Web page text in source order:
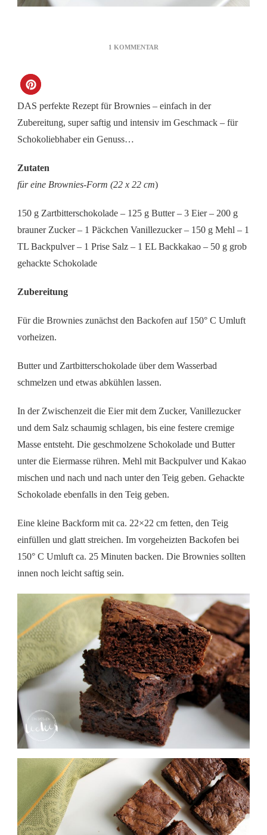
1 KOMMENTAR
DAS perfekte Rezept für Brownies – einfach in der
Zubereitung, super saftig und intensiv im Geschmack – für
Schokoliebhaber ein Genuss…
Zutaten
für eine Brownies-Form (22 x 22 cm)
150 g Zartbitterschokolade – 125 g Butter – 3 Eier – 200 g
brauner Zucker – 1 Päckchen Vanillezucker – 150 g Mehl – 1
TL Backpulver – 1 Prise Salz – 1 EL Backkakao – 50 g grob
gehackte Schokolade
Zubereitung
Für die Brownies zunächst den Backofen auf 150° C Umluft
vorheizen.
Butter und Zartbitterschokolade über dem Wasserbad
schmelzen und etwas abkühlen lassen.
In der Zwischenzeit die Eier mit dem Zucker, Vanillezucker
und dem Salz schaumig schlagen, bis eine festere cremige
Masse entsteht. Die geschmolzene Schokolade und Butter
unter die Eiermasse rühren. Mehl mit Backpulver und Kakao
mischen und nach und nach unter den Teig geben. Gehackte
Schokolade ebenfalls in den Teig geben.
Eine kleine Backform mit ca. 22×22 cm fetten, den Teig
einfüllen und glatt streichen. Im vorgeheizten Backofen bei
150° C Umluft ca. 25 Minuten backen. Die Brownies sollten
innen noch leicht saftig sein.